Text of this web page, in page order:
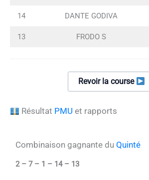
14 DANTE GODIVA
13 FRODO S
Revoir la course
Résultat PMU et rapports
Combinaison gagnante du Quinté
2 – 7 – 1 – 14 – 13